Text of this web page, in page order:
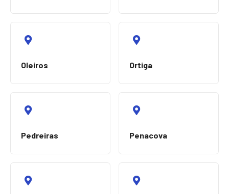
Oleiros Ortiga
Pedreiras Penacova